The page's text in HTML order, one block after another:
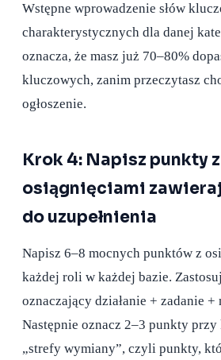
Wstępne wprowadzenie słów
charakterystycznych dla danej
oznacza, że masz już 70–80%
kluczowych, zanim przeczytasz
ogłoszenie.
Krok 4: Napisz punkty z
osiągnięciami
do uzupełnienia
Napisz 6–8 mocnych punktów z
każdej roli w każdej bazie.
oznaczający działanie + zadanie
Następnie oznacz 2–3 punkty
„strefy wymiany”, czyli punkty,